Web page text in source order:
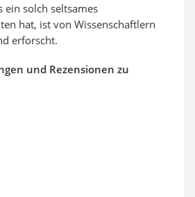
ein solch seltsames
hat, ist von Wissenschaftlern
erforscht.
und Rezensionen zu